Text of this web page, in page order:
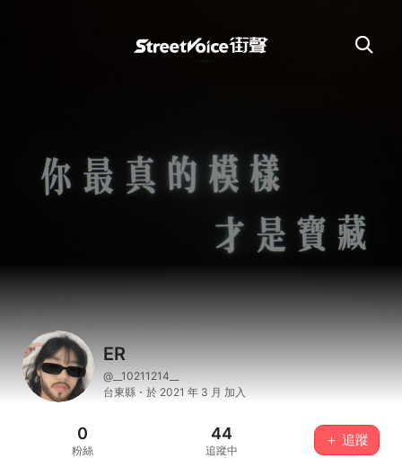
ER
@__10211214__
台東縣・於 2021 年 3 月 加入
0
粉絲
44
追蹤中
＋ 追蹤